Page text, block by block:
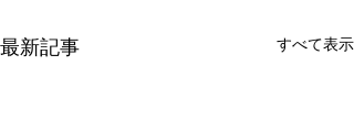
最新記事 すべて表示